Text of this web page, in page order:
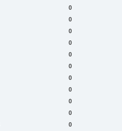
0
0
0
0
0
0
0
0
0
0
0